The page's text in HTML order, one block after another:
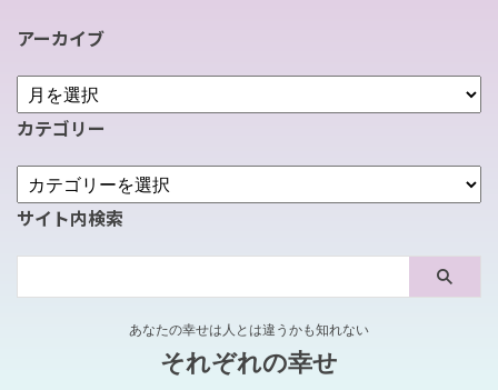
アーカイブ
カテゴリー
サイト内検索
あなたの幸せは人とは違うかも知れない
それぞれの幸せ